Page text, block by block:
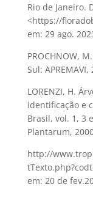
Rio de Janeiro.
<https://
em: 29 ago.
PROCHNOW,
Sul: APREMAVI,
LORENZI, H.
identificação e
Brasil, vol. 1, 3
Plantarum,
http://
em: 20 de